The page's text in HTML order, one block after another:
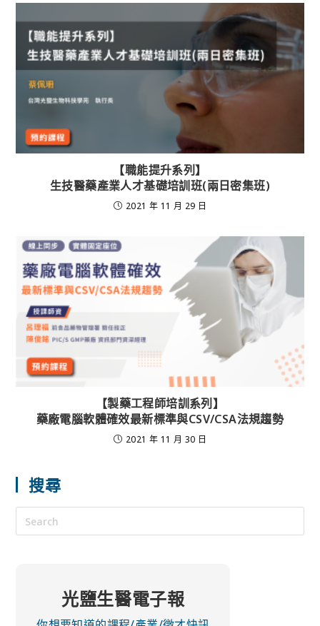
【職能提升系列】
生技醫藥產業人才基礎培訓班(兩日密集班)
2021 年 11 月 29 日
【製藥工程師培訓系列】
藥廠電腦軟體確效最新標準與CSV/CSA法規趨勢
2021 年 11 月 30 日
搜尋
光鹽生醫電子報